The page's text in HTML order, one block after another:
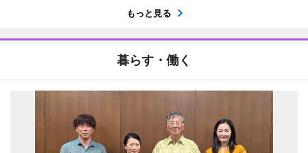
もっと見る
暮らす・働く